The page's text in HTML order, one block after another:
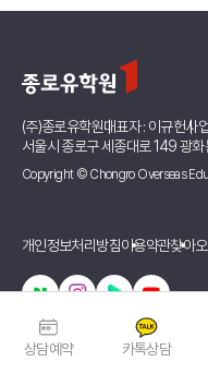
상담예약 카톡상담
(주)종로유학원대표자 : 이규헌사
서울시 종로구 세종대로 149 광
Copyright © Chongro Overseas
개인정보처리방침이용약관찾아